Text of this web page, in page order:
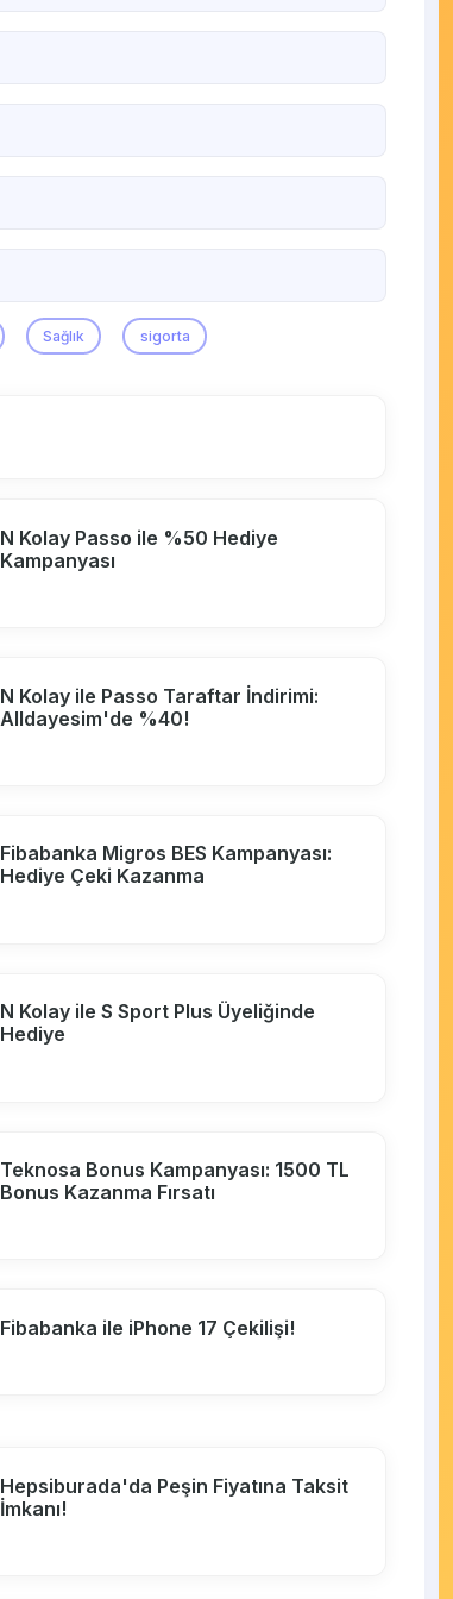
Sağlık sigorta
N Kolay Passo ile %50 Hediye
Kampanyası
N Kolay ile Passo Taraftar İndirimi:
Alldayesim'de %40!
Fibabanka Migros BES Kampanyası:
Hediye Çeki Kazanma
N Kolay ile S Sport Plus Üyeliğinde
Hediye
Teknosa Bonus Kampanyası: 1500 TL
Bonus Kazanma Fırsatı
Fibabanka ile iPhone 17 Çekilişi!
Hepsiburada'da Peşin Fiyatına Taksit
İmkanı!